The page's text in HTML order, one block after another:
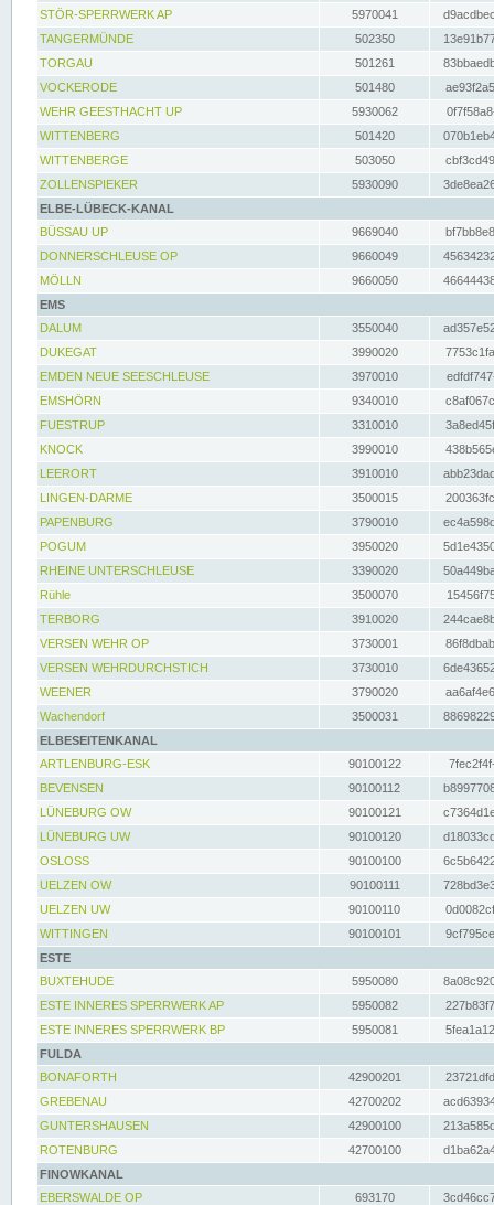
STÖR-SPERRWERK AP 5970041
TANGERMÜNDE
502350
TORGAU
501261
VOCKERODE
501480
WEHR GEESTHACHT UP
5930062
WITTENBERG
501420
WITTENBERGE
503050
ZOLLENSPIEKER
5930090
ELBE-LÜBECK-KANAL
BÜSSAU UP
9669040
DONNERSCHLEUSE OP
9660049
MÖLLN
9660050
EMS
DALUM
3550040
DUKEGAT
3990020
EMDEN NEUE SEESCHLEUSE
3970010
EMSHÖRN
9340010
FUESTRUP
3310010
KNOCK
3990010
LEERORT
3910010
LINGEN-DARME
3500015
PAPENBURG
3790010
POGUM
3950020
RHEINE UNTERSCHLEUSE
3390020
Rühle
3500070
TERBORG
3910020
VERSEN WEHR OP
3730001
VERSEN WEHRDURCHSTICH
3730010
WEENER
3790020
Wachendorf
3500031
ELBESEITENKANAL
ARTLENBURG-ESK
90100122
BEVENSEN
90100112
LÜNEBURG OW
90100121
LÜNEBURG UW
90100120
OSLOSS
90100100
UELZEN OW
90100111
UELZEN UW
90100110
WITTINGEN
90100101
ESTE
BUXTEHUDE
5950080
ESTE INNERES SPERRWERK AP
5950082
ESTE INNERES SPERRWERK BP
5950081
FULDA
BONAFORTH
42900201
GREBENAU
42700202
GUNTERSHAUSEN
42900100
ROTENBURG
42700100
FINOWKANAL
EBERSWALDE OP
693170